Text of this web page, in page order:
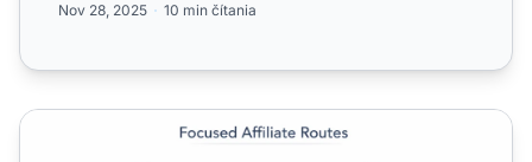
Nov 28, 2025 10 min čítania
Mikrostránky v affiliate marketingu: Zvýšte konverzie a